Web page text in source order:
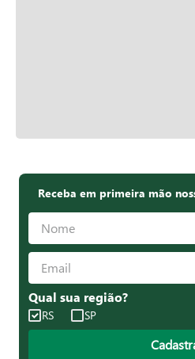
Receba em primeira mão
Qual sua região?
RS SP